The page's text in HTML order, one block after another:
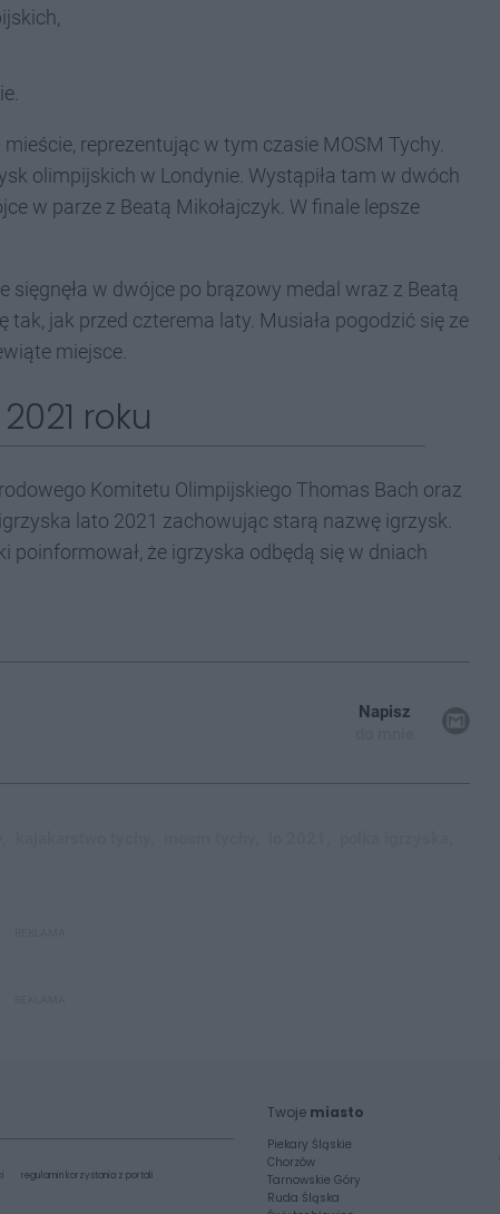
reprezentując w tym czasie MOSM Tychy.
olimpijskich w Londynie. Wystąpiła tam w dwóch
w parze z Beatą Mikołajczyk. W finale lepsze
w dwójce po brązowy medal wraz z Beatą
jak przed czterema laty. Musiała pogodzić się ze
miejsce.
roku
Komitetu Olimpijskiego Thomas Bach oraz
lato 2021 zachowując starą nazwę igrzysk.
że igrzyska odbędą się w dniach
Napisz
regulamin korzystania z portali
Twoje miasto
Piekary Śląskie
Chorzów
Tarnowskie Góry
Ruda Śląska